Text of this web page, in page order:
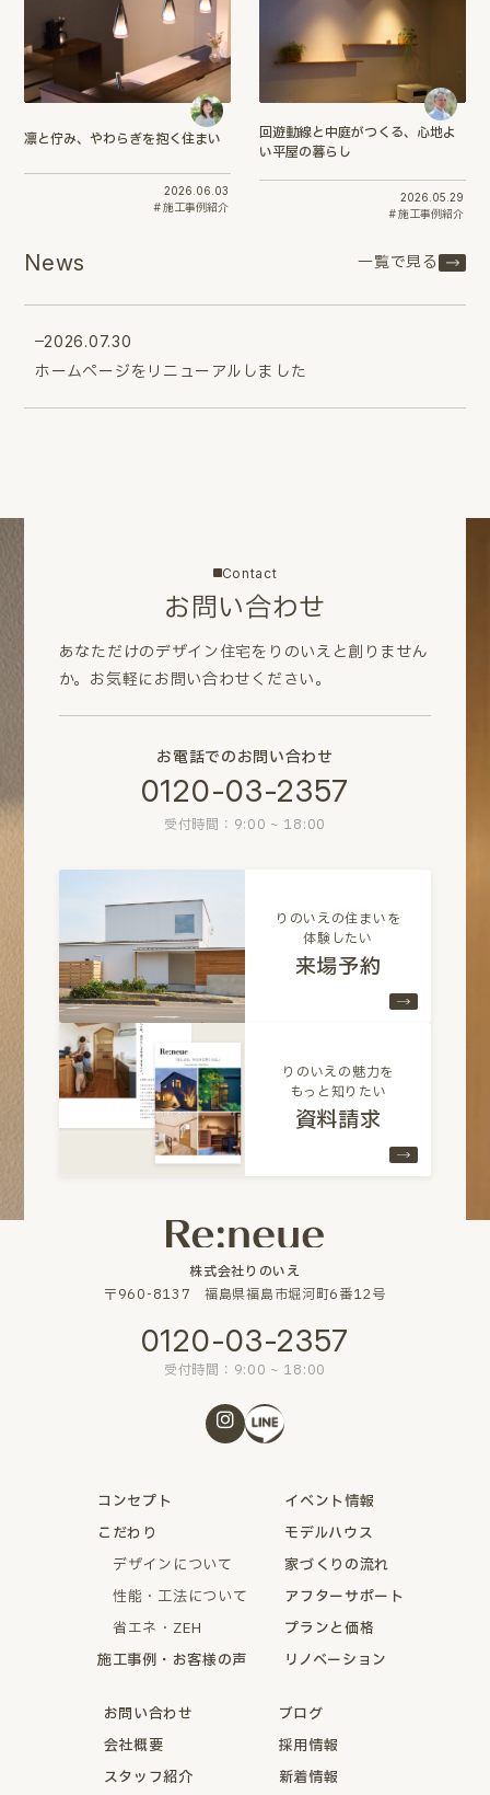
凛と佇み、やわらぎを抱く住まい
2026.06.03
施工事例紹介
回遊動線と中庭がつくる、心地よ
い平屋の暮らし
2026.05.29
施工事例紹介
News 一覧で見る
2026.07.30
ホームページをリニューアルしました
Contact
お問い合わせ
あなただけのデザイン住宅をりのいえと創りません
か。 お気軽にお問い合わせください。
お電話でのお問い合わせ
0120-03-2357
受付時間：9:00 ~ 18:00
りのいえの住まいを
体験したい
来場予約
りのいえの魅力を
もっと知りたい
資料請求
株式会社りのいえ
〒960-8137 福島県福島市堀河町6番12号
0120-03-2357
受付時間：9:00 ~ 18:00
コンセプト
こだわり
デザインについて
性能・工法について
省エネ・ZEH
施工事例・お客様の声
イベント情報
モデルハウス
家づくりの流れ
アフターサポート
プランと価格
リノベーション
お問い合わせ
会社概要
スタッフ紹介
ブログ
採用情報
新着情報